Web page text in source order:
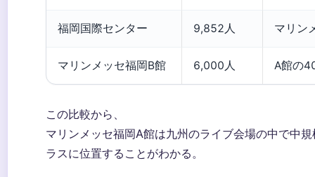
福岡国際センター 9,852人 マリン
マリンメッセ福岡B館 6,000人 A館の
この比較から、
マリンメッセ福岡A館は九州のライブ会場の中で中
ラスに位置することがわかる。